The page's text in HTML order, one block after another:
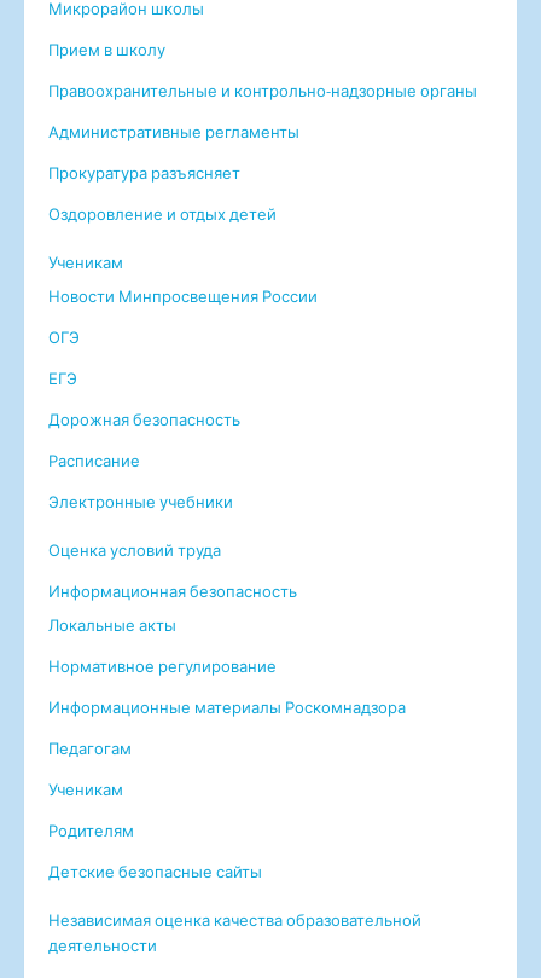
Микрорайон школы
Прием в школу
Правоохранительные и контрольно-надзорные органы
Административные регламенты
Прокуратура разъясняет
Оздоровление и отдых детей
Ученикам
Новости Минпросвещения России
ОГЭ
ЕГЭ
Дорожная безопасность
Расписание
Электронные учебники
Оценка условий труда
Информационная безопасность
Локальные акты
Нормативное регулирование
Информационные материалы Роскомнадзора
Педагогам
Ученикам
Родителям
Детские безопасные сайты
Независимая оценка качества образовательной
деятельности